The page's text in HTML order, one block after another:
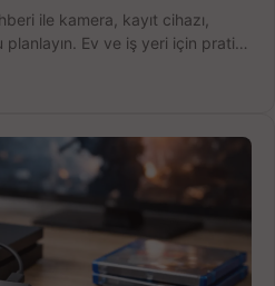
ile kamera, kayıt cihazı,
planlayın. Ev ve iş yeri için pratik